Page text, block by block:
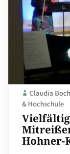
Hohner-
Claudia Boch
& Hochschule